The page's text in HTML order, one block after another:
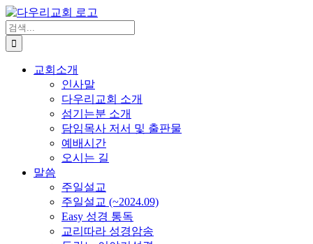
Skip
to
content
검
색
...
교회소개
인사말
다우리교회 소개
섬기는분 소개
담임목사 저서 및 출판물
예배시간
오시는 길
말씀
주일설교
주일설교 (~2024.09)
Easy 성경 통독
교리따라 성경암송